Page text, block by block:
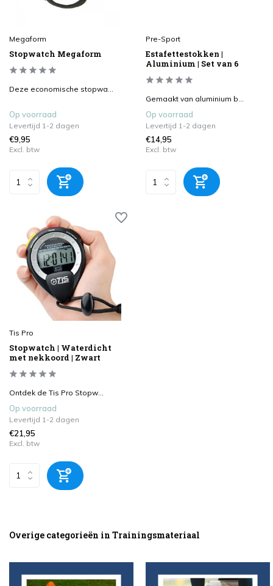
Megaform
Stopwatch Megaform
Deze economische stopwa...
Op voorraad
Levertijd 1-2 dagen
€9,95
Excl. btw
Pre-Sport
Estafettestokken |
Aluminium | Set van 6
Gemaakt van aluminium b...
Op voorraad
Levertijd 1-2 dagen
€14,95
Excl. btw
Tis Pro
Stopwatch | Waterdicht
met nekkoord | Zwart
Ontdek de Tis Pro Stopw...
Op voorraad
Levertijd 1-2 dagen
€21,95
Excl. btw
Overige categorieën in Trainingsmateriaal